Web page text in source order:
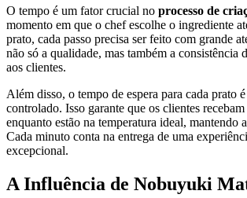
O tempo é um fator crucial no processo de
momento em que o chef escolhe o ingrediente
prato, cada passo precisa ser feito com grande
não só a qualidade, mas também a consistência
aos clientes.
Além disso, o tempo de espera para cada prato
controlado. Isso garante que os clientes
enquanto estão na temperatura ideal, mantendo
Cada minuto conta na entrega de uma
excepcional.
A Influência de Nobuyuki